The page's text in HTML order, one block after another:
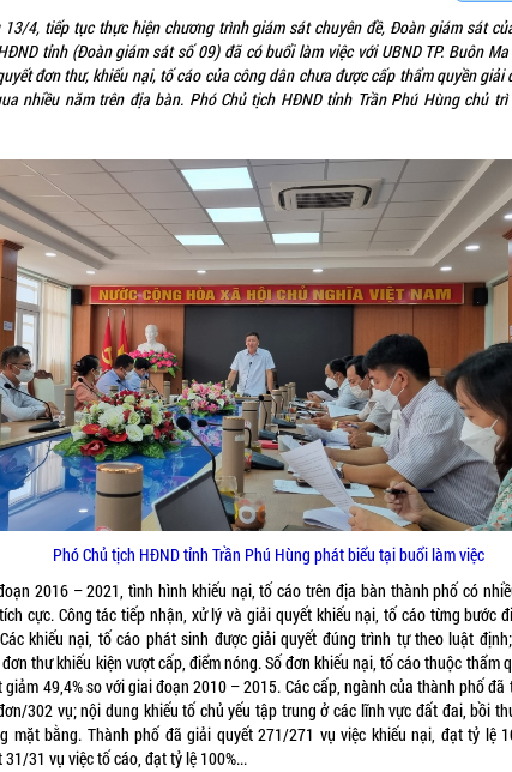
13/4, tiếp tục thực hiện chương trình giám sát chuyên đề, Đoàn giám sát
tỉnh (Đoàn giám sát số 09) đã có buổi làm việc với UBND TP. Buôn
đơn thư, khiếu nại, tố cáo của công dân chưa được cấp thẩm quyền giải
nhiều năm trên địa bàn. Phó Chủ tịch HĐND tỉnh Trần Phú Hùng chủ
Phó Chủ tịch HĐND tỉnh Trần Phú Hùng phát biểu tại buổi làm việc
2016 – 2021, tình hình khiếu nại, tố cáo trên địa bàn thành phố có
cực. Công tác tiếp nhận, xử lý và giải quyết khiếu nại, tố cáo từng bước
khiếu nại, tố cáo phát sinh được giải quyết đúng trình tự theo luật
thư khiếu kiện vượt cấp, điểm nóng. Số đơn khiếu nại, tố cáo thuộc thẩm
giảm 49,4% so với giai đoạn 2010 – 2015. Các cấp, ngành của thành phố đã
302 vụ; nội dung khiếu tố chủ yếu tập trung ở các lĩnh vực đất đai, bồi
mặt bằng. Thành phố đã giải quyết 271/271 vụ việc khiếu nại, đạt tỷ lệ
31/31 vụ việc tố cáo, đạt tỷ lệ 100%...